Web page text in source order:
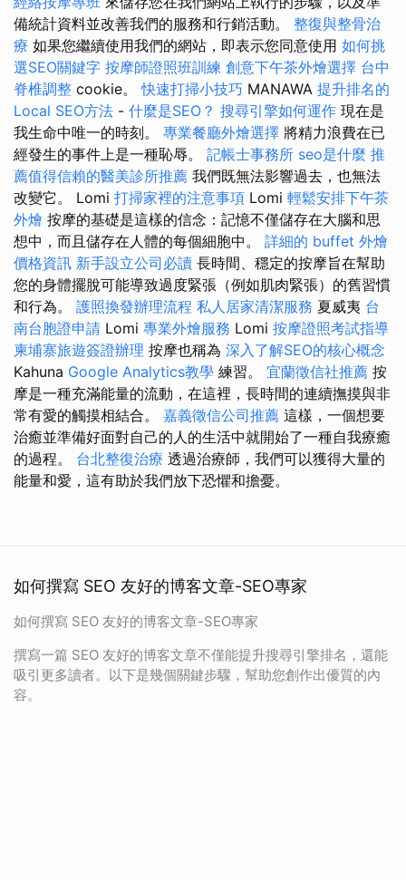
備統計資料並改善我們的服務和行銷活動。 整復與整骨治
療 如果您繼續使用我們的網站，即表示您同意使用 如何挑
選SEO關鍵字 按摩師證照班訓練 創意下午茶外燴選擇 台中
脊椎調整 cookie。快速打掃小技巧 MANAWA 提升排名的
Local SEO方法 - 什麼是SEO？ 搜尋引擎如何運作 現在是
我生命中唯一的時刻。 專業餐廳外燴選擇 將精力浪費在已
經發生的事件上是一種恥辱。 記帳士事務所 seo是什麼 推
薦值得信賴的醫美診所推薦 我們既無法影響過去，也無法
改變它。 Lomi 打掃家裡的注意事項 Lomi 輕鬆安排下午茶
外燴 按摩的基礎是這樣的信念：記憶不僅儲存在大腦和思
想中，而且儲存在人體的每個細胞中。 詳細的 buffet 外燴
價格資訊 新手設立公司必讀 長時間、穩定的按摩旨在幫助
您的身體擺脫可能導致過度緊張（例如肌肉緊張）的舊習慣
和行為。 護照換發辦理流程 私人居家清潔服務 夏威夷 台
南台胞證申請 Lomi 專業外燴服務 Lomi 按摩證照考試指導
柬埔寨旅遊簽證辦理 按摩也稱為 深入了解SEO的核心概念
Kahuna Google Analytics教學 練習。 宜蘭徵信社推薦 按
摩是一種充滿能量的流動，在這裡，長時間的連續撫摸與非
常有愛的觸摸相結合。 嘉義徵信公司推薦 這樣，一個想要
治癒並準備好面對自己的人的生活中就開始了一種自我療癒
的過程。 台北整復治療 透過治療師，我們可以獲得大量的
能量和愛，這有助於我們放下恐懼和擔憂。
如何撰寫 SEO 友好的博客文章-SEO專家
如何撰寫 SEO 友好的博客文章-SEO專家
撰寫一篇 SEO 友好的博客文章不僅能提升搜尋引擎排名，還能
吸引更多讀者。以下是幾個關鍵步驟，幫助您創作出優質的內
容。